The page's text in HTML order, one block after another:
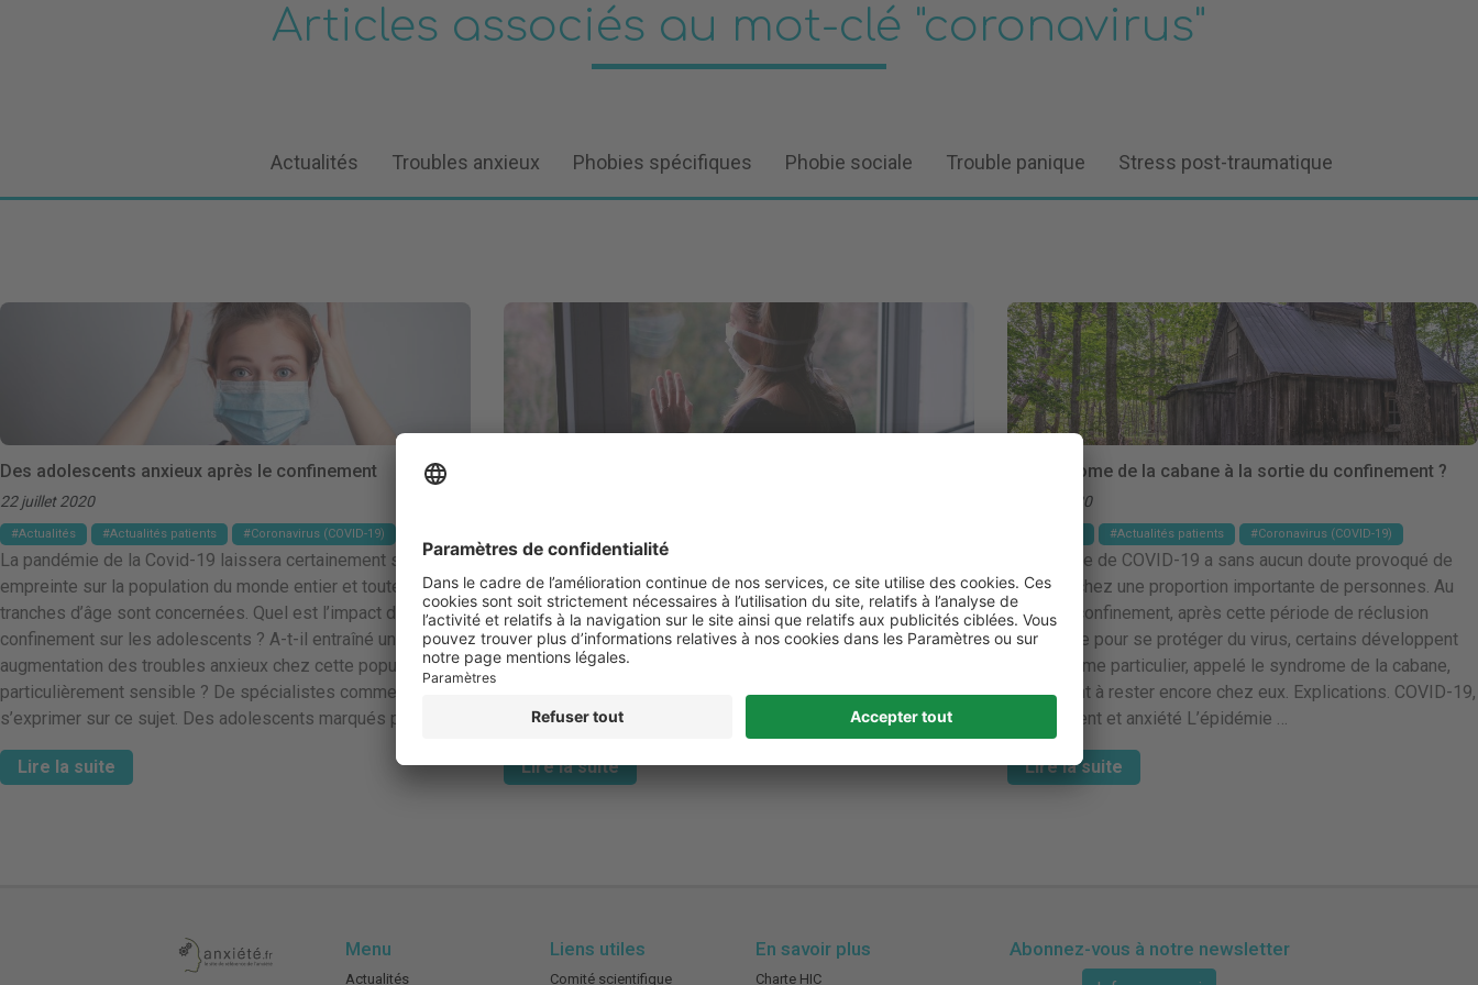
Actualités Troubles anxieux Phobies spécifiques Phobie sociale Trouble panique Stress post-traumatique
Articles associés au mot-clé "coronavirus"
Des adolescents anxieux après le confinement
22 juillet 2020
Actualités Actualités patients Coronavirus (COVID-19)
La pandémie de la Covid-19 laissera certainement son
empreinte sur la population du monde entier et toutes les
tranches d’âge sont concernées. Quel est l’impact du
confinement sur les adolescents ? A-t-il entraîné une
augmentation des troubles anxieux chez cette population
particulièrement sensible ? De spécialistes commencent à
s’exprimer sur ce sujet. Des adolescents marqués par le …
Lire la suite
Suite aux mesures de confinement instaurées un peu partout
dans le monde, une proportion non négligeable de la
population rencontre des difficultés à reprendre une vie
sociale. Pour certains, que l’on appelle des hikikomori, ce
retrait social peut aller jusqu’à un état d’isolement social
extrême sévère et prolongé. Explications. Qui sont les
hikikomori ? Certains spécialistes …
Lire la suite
Le syndrome de la cabane à la sortie du confinement ?
25 mai 2020
Actualités patients Coronavirus (COVID-19)
L’épidémie de COVID-19 a sans aucun doute provoqué de
l’anxiété chez une proportion importante de personnes. Au
sortir du confinement, après cette période de réclusion
obligatoire pour se protéger du virus, certains développent
un syndrome particulier, appelé le syndrome de la cabane,
les incitant à rester encore chez eux. Explications. COVID-19,
confinement et anxiété L’épidémie …
Lire la suite
Menu
Actualités
Liens utiles
Comité scientifique
En savoir plus
Charte HIC
Abonnez-vous à notre newsletter